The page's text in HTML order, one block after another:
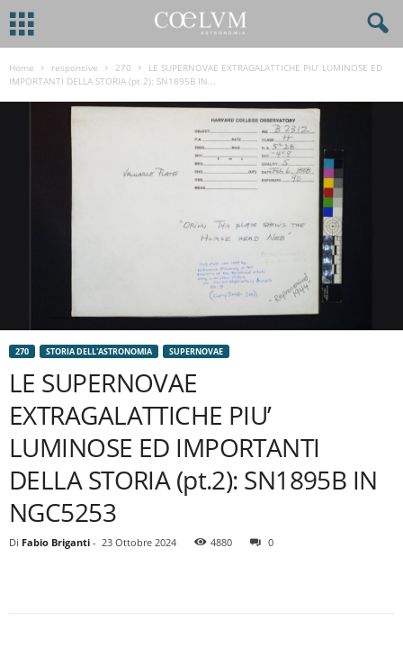
Home responsive 270
LE SUPERNOVAE EXTRAGALATTICHE PIU’ LUMINOSE ED
IMPORTANTI DELLA STORIA (pt.2): SN1895B IN...
270 STORIA DELL'ASTRONOMIA SUPERNOVAE
LE SUPERNOVAE
EXTRAGALATTICHE PIU’
LUMINOSE ED IMPORTANTI
DELLA STORIA (pt.2): SN1895B IN
NGC5253
Di Fabio Briganti - 23 Ottobre 2024 4880 0